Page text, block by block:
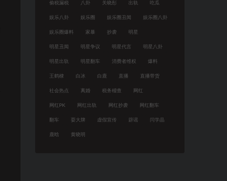
偷税漏税 八卦 关晓彤 出轨 吃瓜
娱乐八卦 娱乐圈 娱乐圈丑闻 娱乐圈八卦
娱乐圈爆料 家暴 抄袭 明星
明星丑闻 明星争议 明星代言 明星八卦
明星出轨 明星翻车 消费者维权 爆料
王鹤棣 白冰 白鹿 直播 直播带货
社会热点 离婚 税务稽查 网红
网红PK 网红出轨 网红抄袭 网红翻车
翻车 耍大牌 虚假宣传 辟谣 闫学晶
鹿晗 黄晓明